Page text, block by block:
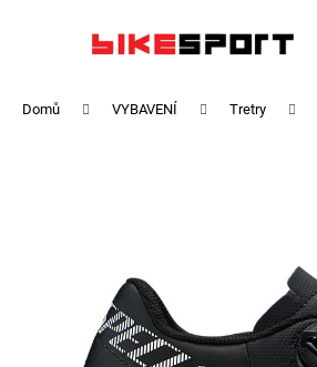
Domů VYBAVENÍ Tretry
Zpět
Zpět